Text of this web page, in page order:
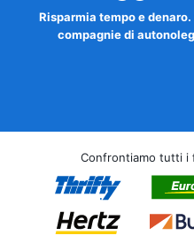
Risparmia tempo e
compagnie di
Confrontiamo tutti i